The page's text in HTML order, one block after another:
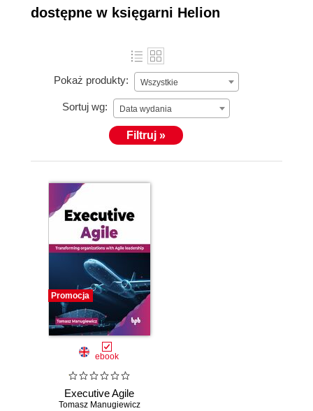
dostępne w księgarni Helion
Pokaż produkty: Wszystkie
Sortuj wg: Data wydania
Filtruj »
Promocja
ebook
Executive Agile
Tomasz Manugiewicz